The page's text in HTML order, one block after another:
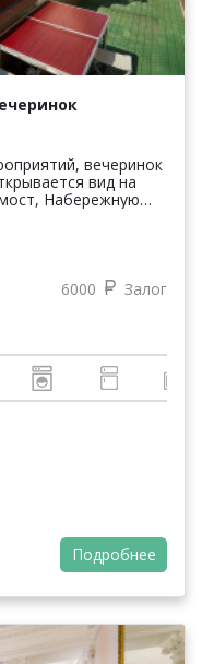
вечеринок
Набережную
6000 Залог
Подробнее